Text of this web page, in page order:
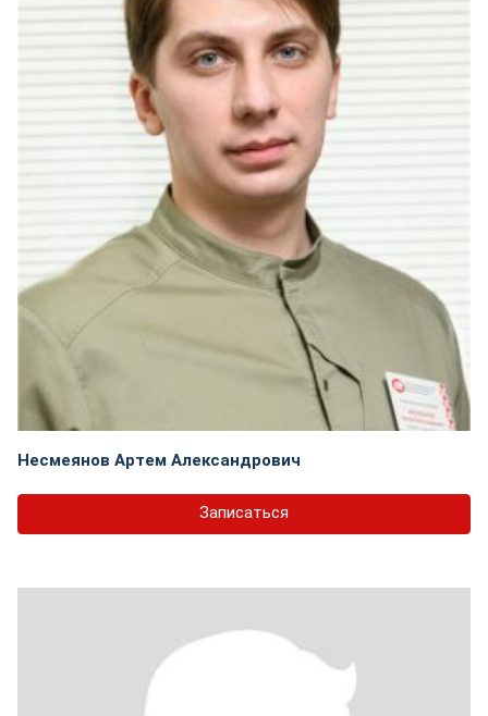
Несмеянов Артем Александрович
Записаться